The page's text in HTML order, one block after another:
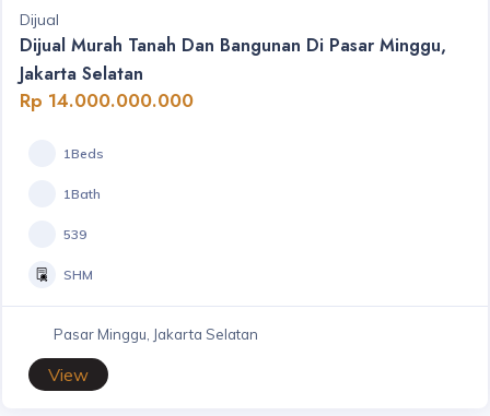
Dijual
Dijual Murah Tanah Dan Bangunan Di Pasar Minggu,
Jakarta Selatan
Rp 14.000.000.000
1Beds
1Bath
539
SHM
Pasar Minggu, Jakarta Selatan
View